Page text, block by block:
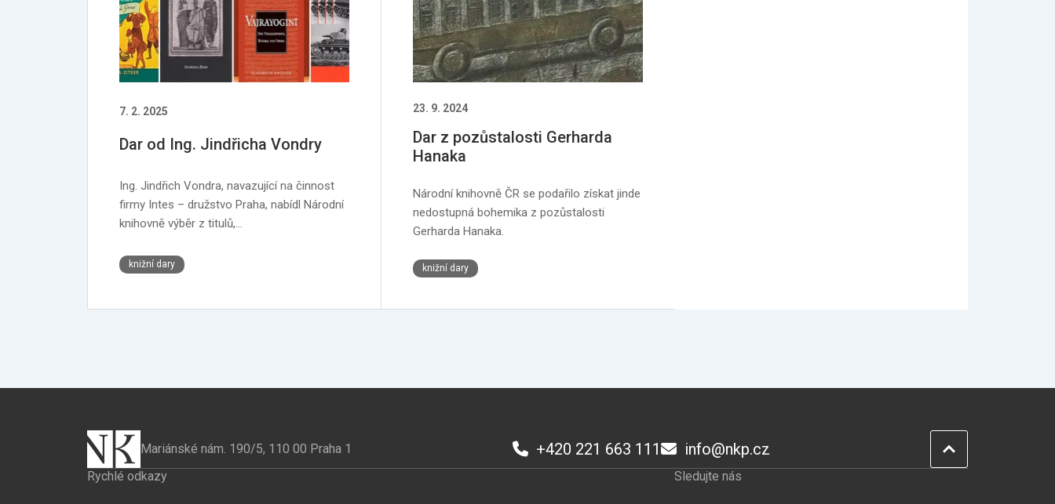
7. 2. 2025
Dar od Ing. Jindřicha Vondry
Ing. Jindřich Vondra, navazující na činnost
firmy Intes – družstvo Praha, nabídl Národní
knihovně výběr z titulů,…
knižní dary
23. 9. 2024
Dar z pozůstalosti Gerharda
Hanaka
Národní knihovně ČR se podařilo získat jinde
nedostupná bohemika z pozůstalosti
Gerharda Hanaka.
knižní dary
Mariánské nám. 190/5, 110 00 Praha 1 +420 221 663 111 info@nkp.cz
Rychlé odkazy Sledujte nás